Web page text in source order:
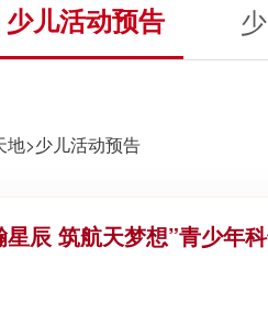
少儿活动预告
地>少儿活动预告
辰 筑航天梦想”青少年